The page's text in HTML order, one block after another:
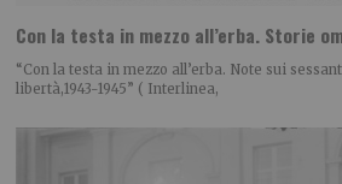
Con la testa in mezzo all’erba. Storie
“Con la testa in mezzo all’erba. Note sui
libertà,1943-1945” ( Interlinea,